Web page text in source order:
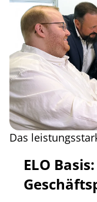
Das
ELO